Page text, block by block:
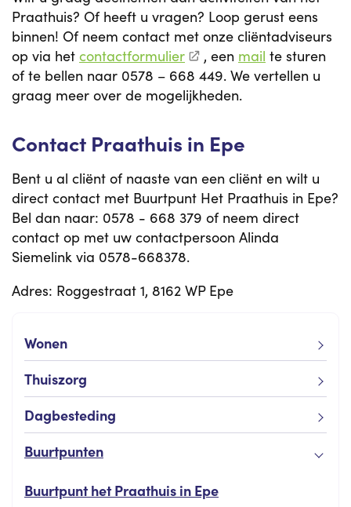
Wonen
Thuiszorg
Dagbesteding
Buurtpunten
Buurtpunt het Praathuis in Epe
Praathuis? Of heeft u vragen? Loop gerust eens
binnen! Of neem contact met onze cliëntadviseurs
op via het contactformulier , een mail te sturen
of te bellen naar 0578 – 668 449. We vertellen u
graag meer over de mogelijkheden.
Contact Praathuis in Epe
Bent u al cliënt of naaste van een cliënt en wilt u
direct contact met Buurtpunt Het Praathuis in Epe?
Bel dan naar: 0578 - 668 379 of neem direct
contact op met uw contactpersoon Alinda
Siemelink via 0578-668378.
Adres: Roggestraat 1, 8162 WP Epe